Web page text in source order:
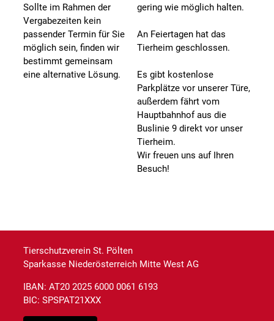
Sollte im Rahmen der
Vergabezeiten kein
passender Termin für Sie
möglich sein, finden wir
bestimmt gemeinsam
eine alternative Lösung.
gering wie möglich halten.
An Feiertagen hat das
Tierheim geschlossen.
Es gibt kostenlose
Parkplätze vor unserer Türe,
außerdem fährt vom
Hauptbahnhof aus die
Buslinie 9 direkt vor unser
Tierheim.
Wir freuen uns auf Ihren
Besuch!
Tierschutzverein St. Pölten
Sparkasse Niederösterreich Mitte West AG
IBAN: AT20 2025 6000 0061 6193
BIC: SPSPAT21XXX